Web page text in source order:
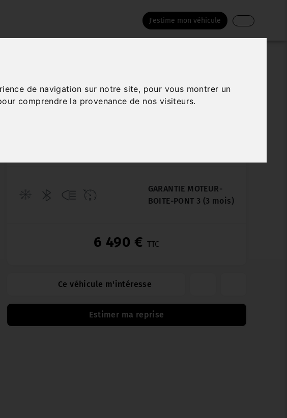
de navigation sur notre site, pour vous montrer un
comprendre la provenance de nos visiteurs.
J'estime mon véhicule
PEUGEOT 2008
1.6 BLUEHDI 100 URBAN CROSS
GARANTIE MOTEUR-
BOITE-PONT 3 (3 mois)
6 490 € TTC
Ce véhicule m'intéresse
Estimer ma reprise